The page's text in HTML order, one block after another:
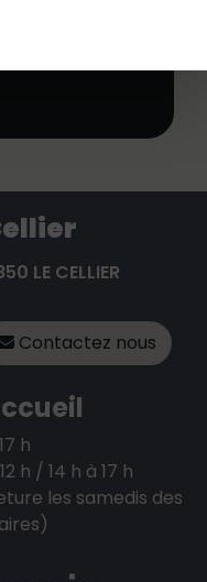
LE CELLIER
Contactez nous
h
h / 14 h à 17 h
les samedis des